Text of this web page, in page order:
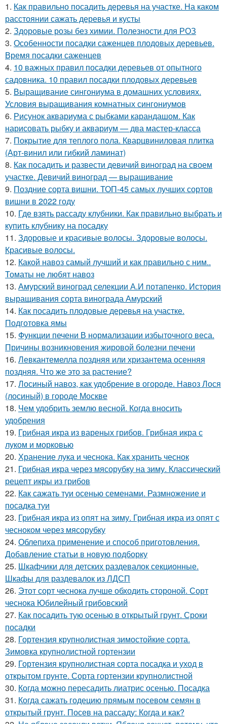
1. Как правильно посадить деревья на участке. На каком
расстоянии сажать деревья и кусты
2. Здоровые розы без химии. Полезности для РОЗ
3. Особенности посадки саженцев плодовых деревьев.
Время посадки саженцев
4. 10 важных правил посадки деревьев от опытного
садовника. 10 правил посадки плодовых деревьев
5. Выращивание сингониума в домашних условиях.
Условия выращивания комнатных сингониумов
6. Рисунок аквариума с рыбками карандашом. Как
нарисовать рыбку и аквариум — два мастер-класса
7. Покрытие для теплого пола. Кварцвиниловая плитка
(Арт-винил или гибкий ламинат)
8. Как посадить и развести девичий виноград на своем
участке. Девичий виноград — выращивание
9. Поздние сорта вишни. ТОП-45 самых лучших сортов
вишни в 2022 году
10. Где взять рассаду клубники. Как правильно выбрать и
купить клубнику на посадку
11. Здоровые и красивые волосы. Здоровые волосы.
Красивые волосы.
12. Какой навоз самый лучший и как правильно с ним..
Томаты не любят навоз
13. Амурский виноград селекции А.И потапенко. История
выращивания сорта винограда Амурский
14. Как посадить плодовые деревья на участке.
Подготовка ямы
15. Функции печени В нормализации избыточного веса.
Причины возникновения жировой болезни печени
16. Левкантемелла поздняя или хризантема осенняя
поздняя. Что же это за растение?
17. Лосиный навоз, как удобрение в огороде. Навоз Лося
(лосиный) в городе Москве
18. Чем удобрить землю весной. Когда вносить
удобрения
19. Грибная икра из вареных грибов. Грибная икра с
луком и морковью
20. Хранение лука и чеснока. Как хранить чеснок
21. Грибная икра через мясорубку на зиму. Классический
рецепт икры из грибов
22. Как сажать туи осенью семенами. Размножение и
посадка туи
23. Грибная икра из опят на зиму. Грибная икра из опят с
чесноком через мясорубку
24. Облепиха применение и способ приготовления.
Добавление статьи в новую подборку
25. Шкафчики для детских раздевалок секционные.
Шкафы для раздевалок из ЛДСП
26. Этот сорт чеснока лучше обходить стороной. Сорт
чеснока Юбилейный грибовский
27. Как посадить тую осенью в открытый грунт. Сроки
посадки
28. Гортензия крупнолистная зимостойкие сорта.
Зимовка крупнолистной гортензии
29. Гортензия крупнолистная сорта посадка и уход в
открытом грунте. Сорта гортензии крупнолистной
30. Когда можно пересадить лиатрис осенью. Посадка
31. Когда сажать годецию прямым посевом семян в
открытый грунт. Посев на рассаду: Когда и как?